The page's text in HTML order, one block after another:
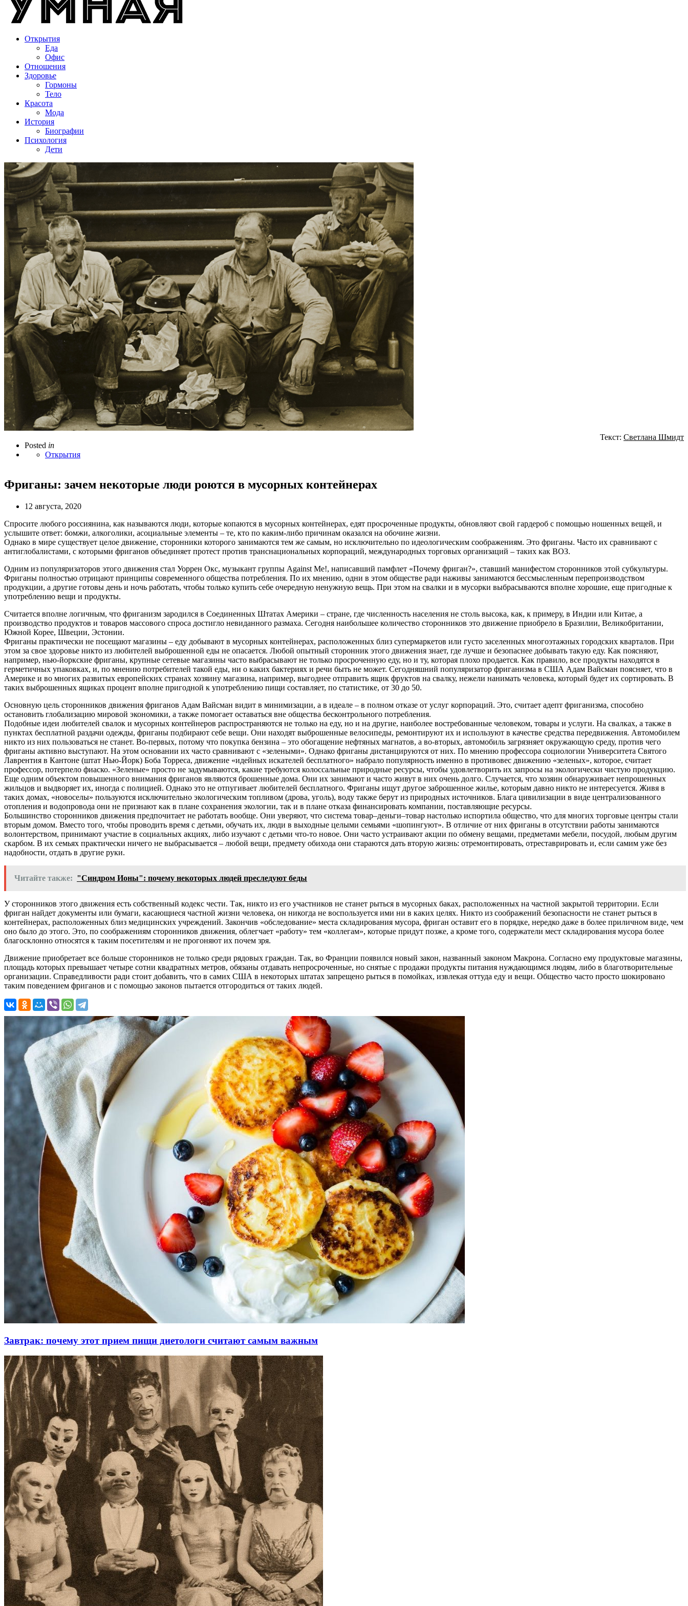
Открытия
Еда
Офис
Отношения
Здоровье
Гормоны
Тело
Красота
Мода
История
Биографии
Психология
Дети
Posted in
Открытия
Текст: Светлана Шмидт
Фриганы: зачем некоторые люди роются в мусорных контейнерах
12 августа, 2020
Спросите любого россиянина, как называются люди, которые копаются в мусорных контейнерах, едят просроченные продукты, обновляют свой гардероб с помощью ношенных вещей, и
услышите ответ: бомжи, алкоголики, асоциальные элементы – те, кто по каким-либо причинам оказался на обочине жизни.
Однако в мире существует целое движение, сторонники которого занимаются тем же самым, но исключительно по идеологическим соображениям. Это фриганы. Часто их сравнивают с
антиглобалистами, с которыми фриганов объединяет протест против транснациональных корпораций, международных торговых организаций – таких как ВОЗ.
Одним из популяризаторов этого движения стал Уоррен Окс, музыкант группы Against Me!, написавший памфлет «Почему фриган?», ставший манифестом сторонников этой субкультуры.
Фриганы полностью отрицают принципы современного общества потребления. По их мнению, одни в этом обществе ради наживы занимаются бессмысленным перепроизводством
продукции, а другие готовы день и ночь работать, чтобы только купить себе очередную ненужную вещь. При этом на свалки и в мусорки выбрасываются вполне хорошие, еще пригодные к
употреблению вещи и продукты.
Считается вполне логичным, что фриганизм зародился в Соединенных Штатах Америки – стране, где численность населения не столь высока, как, к примеру, в Индии или Китае, а
производство продуктов и товаров массового спроса достигло невиданного размаха. Сегодня наибольшее количество сторонников это движение приобрело в Бразилии, Великобритании,
Южной Корее, Швеции, Эстонии.
Фриганы практически не посещают магазины – еду добывают в мусорных контейнерах, расположенных близ супермаркетов или густо заселенных многоэтажных городских кварталов. При
этом за свое здоровье никто из любителей выброшенной еды не опасается. Любой опытный сторонник этого движения знает, где лучше и безопаснее добывать такую еду. Как поясняют,
например, нью-йоркские фриганы, крупные сетевые магазины часто выбрасывают не только просроченную еду, но и ту, которая плохо продается. Как правило, все продукты находятся в
герметичных упаковках, и, по мнению потребителей такой еды, ни о каких бактериях и речи быть не может. Сегодняшний популяризатор фриганизма в США Адам Вайсман поясняет, что в
Америке и во многих развитых европейских странах хозяину магазина, например, выгоднее отправить ящик фруктов на свалку, нежели нанимать человека, который будет их сортировать. В
таких выброшенных ящиках процент вполне пригодной к употреблению пищи составляет, по статистике, от 30 до 50.
Основную цель сторонников движения фриганов Адам Вайсман видит в минимизации, а в идеале – в полном отказе от услуг корпораций. Это, считает адепт фриганизма, способно
остановить глобализацию мировой экономики, а также помогает оставаться вне общества бесконтрольного потребления.
Подобные идеи любителей свалок и мусорных контейнеров распространяются не только на еду, но и на другие, наиболее востребованные человеком, товары и услуги. На свалках, а также в
пунктах бесплатной раздачи одежды, фриганы подбирают себе вещи. Они находят выброшенные велосипеды, ремонтируют их и используют в качестве средства передвижения. Автомобилем
никто из них пользоваться не станет. Во-первых, потому что покупка бензина – это обогащение нефтяных магнатов, а во-вторых, автомобиль загрязняет окружающую среду, против чего
фриганы активно выступают. На этом основании их часто сравнивают с «зелеными». Однако фриганы дистанцируются от них. По мнению профессора социологии Университета Святого
Лаврентия в Кантоне (штат Нью-Йорк) Боба Торреса, движение «идейных искателей бесплатного» набрало популярность именно в противовес движению «зеленых», которое, считает
профессор, потерпело фиаско. «Зеленые» просто не задумываются, какие требуются колоссальные природные ресурсы, чтобы удовлетворить их запросы на экологически чистую продукцию.
Еще одним объектом повышенного внимания фриганов являются брошенные дома. Они их занимают и часто живут в них очень долго. Случается, что хозяин обнаруживает непрошенных
жильцов и выдворяет их, иногда с полицией. Однако это не отпугивает любителей бесплатного. Фриганы ищут другое заброшенное жилье, которым давно никто не интересуется. Живя в
таких домах, «новоселы» пользуются исключительно экологическим топливом (дрова, уголь), воду также берут из природных источников. Блага цивилизации в виде централизованного
отопления и водопровода они не признают как в плане сохранения экологии, так и в плане отказа финансировать компании, поставляющие ресурсы.
Большинство сторонников движения предпочитает не работать вообще. Они уверяют, что система товар–деньги–товар настолько испортила общество, что для многих торговые центры стали
вторым домом. Вместо того, чтобы проводить время с детьми, обучать их, люди в выходные целыми семьями «шопингуют». В отличие от них фриганы в отсутствии работы занимаются
волонтерством, принимают участие в социальных акциях, либо изучают с детьми что-то новое. Они часто устраивают акции по обмену вещами, предметами мебели, посудой, любым другим
скарбом. В их семьях практически ничего не выбрасывается – любой вещи, предмету обихода они стараются дать вторую жизнь: отремонтировать, отреставрировать и, если самим уже без
надобности, отдать в другие руки.
Читайте также: "Синдром Ионы": почему некоторых людей преследуют беды
У сторонников этого движения есть собственный кодекс чести. Так, никто из его участников не станет рыться в мусорных баках, расположенных на частной закрытой территории. Если
фриган найдет документы или бумаги, касающиеся частной жизни человека, он никогда не воспользуется ими ни в каких целях. Никто из соображений безопасности не станет рыться в
контейнерах, расположенных близ медицинских учреждений. Закончив «обследование» места складирования мусора, фриган оставит его в порядке, нередко даже в более приличном виде, чем
оно было до этого. Это, по соображениям сторонников движения, облегчает «работу» тем «коллегам», которые придут позже, а кроме того, содержатели мест складирования мусора более
благосклонно относятся к таким посетителям и не прогоняют их почем зря.
Движение приобретает все больше сторонников не только среди рядовых граждан. Так, во Франции появился новый закон, названный законом Макрона. Согласно ему продуктовые магазины,
площадь которых превышает четыре сотни квадратных метров, обязаны отдавать непросроченные, но снятые с продажи продукты питания нуждающимся людям, либо в благотворительные
организации. Справедливости ради стоит добавить, что в самих США в некоторых штатах запрещено рыться в помойках, извлекая оттуда еду и вещи. Общество часто просто шокировано
таким поведением фриганов и с помощью законов пытается отгородиться от таких людей.
Завтрак: почему этот прием пищи диетологи считают самым важным